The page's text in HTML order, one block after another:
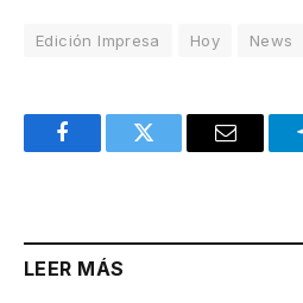
Edición Impresa Hoy News
FacebookTwitter Email
LEER MÁS